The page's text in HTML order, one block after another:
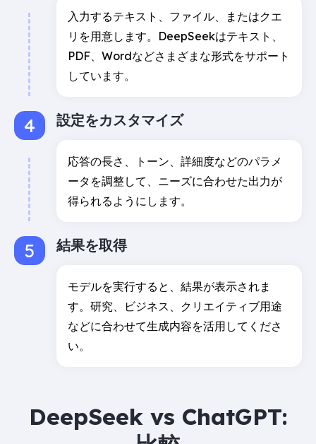
入力するテキスト、ファイル、またはクエ
リを用意します。DeepSeekはテキスト、
PDF、Wordなどさまざまな形式をサポート
しています。
設定をカスタマイズ
応答の長さ、トーン、詳細度などのパラメ
ータを調整して、ニーズに合わせた出力が
得られるようにします。
結果を取得
モデルを実行すると、結果が表示されま
す。研究、ビジネス、クリエイティブ用途
などに合わせて生成内容を活用してくださ
い。
DeepSeek vs ChatGPT: